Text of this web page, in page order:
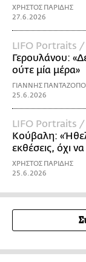
ΧΡΗΣΤΟΣ ΠΑΡΙΔΗΣ
27.6.2026
LIFO Portraits /
Γερουλάνου:
ούτε μία μέρα»
ΓΙΑΝΝΗΣ
25.6.2026
LIFO Portraits /
Κούβαλη:
εκθέσεις, όχι
ΧΡΗΣΤΟΣ ΠΑΡΙΔΗΣ
25.6.2026